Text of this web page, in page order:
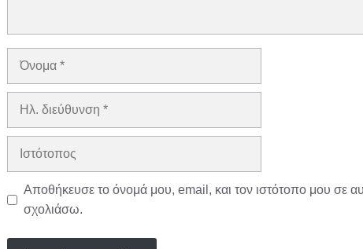
Όνομα
Ηλ.
Ιστότοπος
Αποθήκευσε το όνομά μου, email, και τον ιστότοπο μου σε
σχολιάσω.